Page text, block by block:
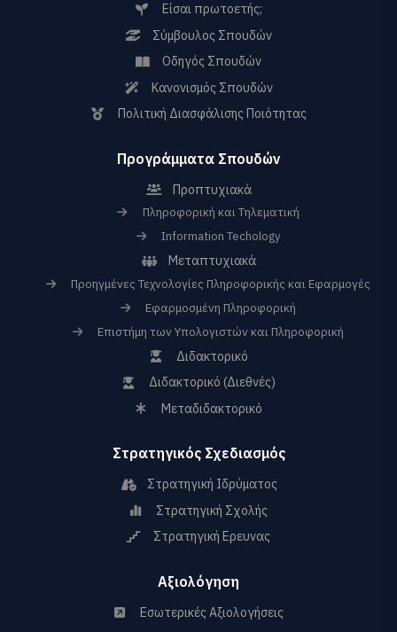
Είσαι πρωτοετής;
Σύμβουλος Σπουδών
Οδηγός Σπουδών
Κανονισμός Σπουδών
Πολιτική Διασφάλισης Ποιότητας
Προγράμματα Σπουδών
Προπτυχιακά
Πληροφορική και Τηλεματική
Information Techology
Μεταπτυχιακά
Προηγμένες Τεχνολογίες Πληροφορικής και Εφαρμογές
Εφαρμοσμένη Πληροφορική
Επιστήμη των Υπολογιστών και Πληροφορική
Διδακτορικό
Διδακτορικό (Διεθνές)
Μεταδιδακτορικό
Στρατηγικός Σχεδιασμός
Στρατηγική Ιδρύματος
Στρατηγική Σχολής
Στρατηγική Ερευνας
Αξιολόγηση
Εσωτερικές Αξιολογήσεις